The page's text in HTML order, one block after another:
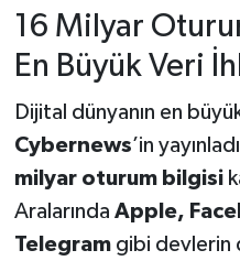
16 Milyar
En Büyük Veri
Dijital dünyanın en büyük
Cybernews’in
milyar oturum bilgisi
Aralarında Apple,
Telegramgibi devlerin